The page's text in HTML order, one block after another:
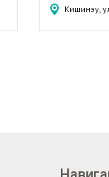
Кишинэу,